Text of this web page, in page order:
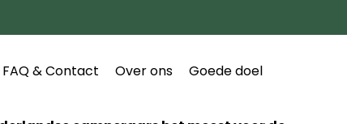
FAQ & Contact Over ons Goede doel